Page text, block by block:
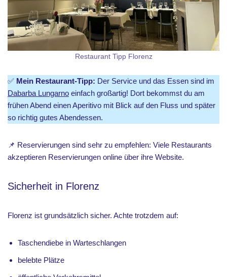
Restaurant Tipp Florenz
✅ Mein Restaurant-Tipp: Der Service und das Essen sind im
Dabarba Lungarno einfach großartig! Dort bekommst du am
frühen Abend einen Aperitivo mit Blick auf den Fluss und später
so richtig gutes Abendessen.
📌 Reservierungen sind sehr zu empfehlen: Viele Restaurants
akzeptieren Reservierungen online über ihre Website.
Sicherheit in Florenz
Florenz ist grundsätzlich sicher. Achte trotzdem auf:
Taschendiebe in Warteschlangen
belebte Plätze